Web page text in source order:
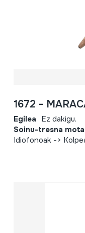
1672 -
Egilea Ez dakigu.
Soinu-tresna mota
Idiofonoak ->